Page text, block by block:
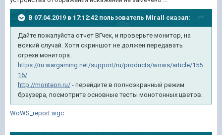
В 07.04.2019 в 17:12:42 пользователь MIrall сказал:
Дайте пожалуйста отчет ВГчек, и проверьте монитор, на
всякий случай. Хотя скриншот не должен передавать
огрехи монитора.
https://ru.wargaming.net/support/ru/products/wows/article/155
16/
http://monteon.ru/ - перейдите в полноэкранный режим
браузера, посмотрите основные тесты монотонных цветов.
WoWS_report.wgc